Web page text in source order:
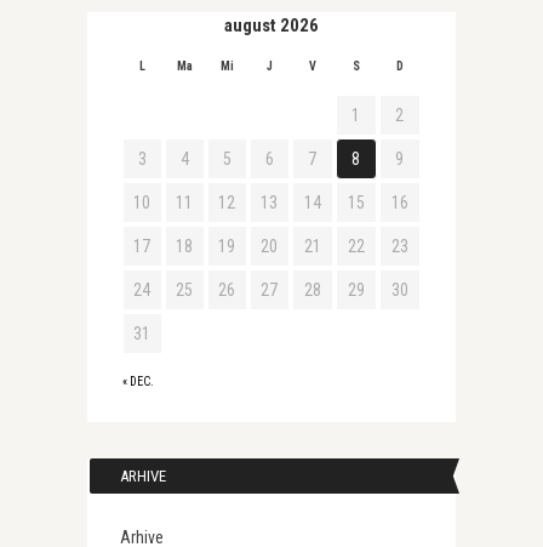
august 2026
L Ma Mi J V S D
« DEC.
1 2
3 4 5 6 7 8 9
10 11 12 13 14 15 16
17 18 19 20 21 22 23
24 25 26 27 28 29 30
31
ARHIVE
Arhive